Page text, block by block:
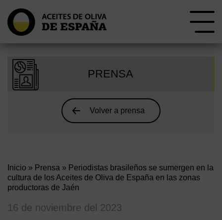
PRENSA
Volver a prensa
Inicio » Prensa » Periodistas brasileños se sumergen en la
cultura de los Aceites de Oliva de España en las zonas
productoras de Jaén
16 de noviembre del 2023